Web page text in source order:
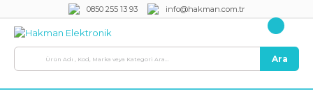
0850 255 13 93 info@hakman.com.tr
Ara